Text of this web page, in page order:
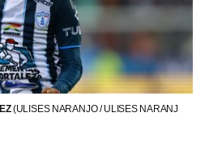
(ULISES NARANJO / ULISES NARANJ